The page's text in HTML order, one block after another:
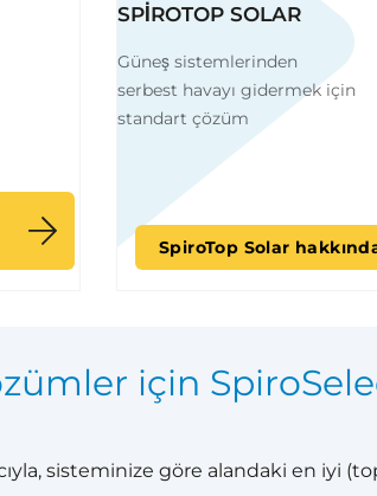
SPIROTOP SOLAR
Güneş sistemlerinden
serbest havayı gidermek için
standart çözüm
SpiroTop Solar
için
sisteminize göre alandaki en iyi